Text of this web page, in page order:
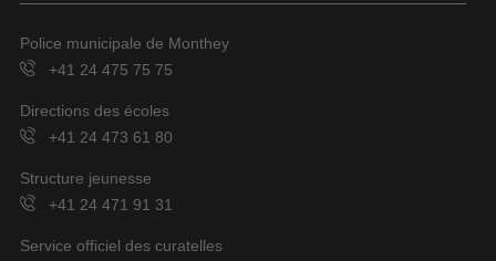
Police municipale de Monthey
+41 24 475 75 75
Directions des écoles
+41 24 473 61 80
Structure jeunesse
+41 24 471 91 31
Service officiel des curatelles